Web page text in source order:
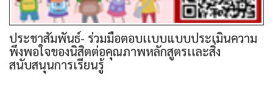
ประชาสัมพันธ์- ร่วมมือตอบเเบบแบบประเมินความ
พึงพอใจของนิสิตต่อคุณภาพหลักสูตรเเละสิ่ง
สนับสนุนการเรียนรู้